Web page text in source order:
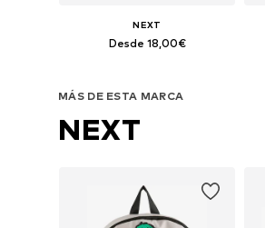
NEXT
Desde 18,00€
Añadir a la cesta
MÁS DE ESTA MARCA
NEXT